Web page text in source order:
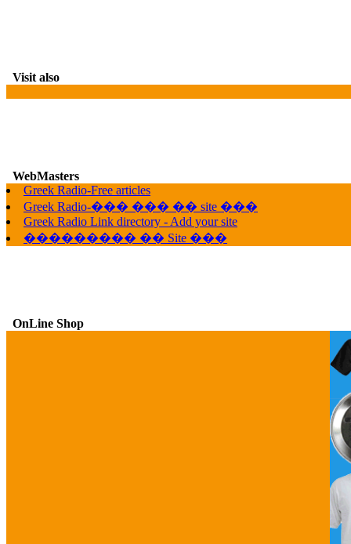
Visit also
WebMasters
Greek Radio-Free articles
Greek Radio-��� ��� �� site ���
Greek Radio Link directory - Add your site
��������� �� Site ���
OnLine Shop